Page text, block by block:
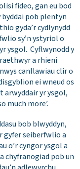
fideo, gan eu bod
byddai pob plentyn
gyda’r cydlynydd
sy’n ystyriol o
ysgol. Cyflwynodd y
a rhieni
canllawiau clir o
ei wneud os
arwyddair yr ysgol,
much more’.
bob blwyddyn,
gyfer seiberfwlio a
o’r cyngor ysgol a
chyfranogiad pob un